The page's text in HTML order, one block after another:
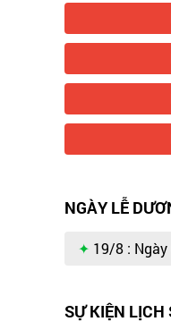
NGÀY LỄ
19/8 :
SỰ KIỆN LỊCH